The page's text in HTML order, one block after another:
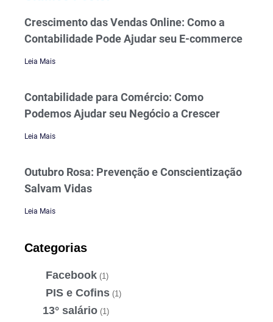
Crescimento das Vendas Online: Como a
Contabilidade Pode Ajudar seu E-commerce
Leia Mais
Contabilidade para Comércio: Como
Podemos Ajudar seu Negócio a Crescer
Leia Mais
Outubro Rosa: Prevenção e Conscientização
Salvam Vidas
Leia Mais
Categorias
Facebook (1)
PIS e Cofins (1)
13° salário (1)